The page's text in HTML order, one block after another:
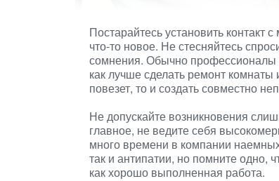
Постарайтесь установить
что-то новое. Не стесняйтесь
сомнения. Обычно профессионалы
как лучше сделать ремонт
повезет, то и создать совместно
Не допускайте возникновения
главное, не ведите себя
много времени в компании
так и антипатии, но помните одно,
как хорошо выполненная работа.